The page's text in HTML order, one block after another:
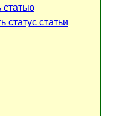
статью
статус статьи